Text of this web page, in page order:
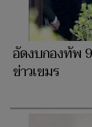
อัดงบกองทัพ
ข่าวเขมร